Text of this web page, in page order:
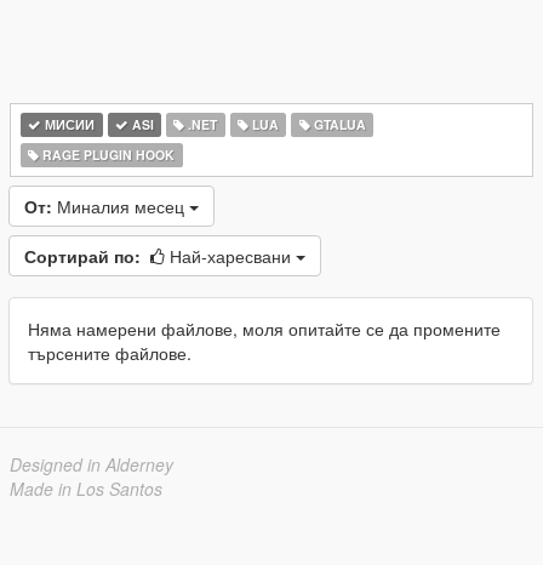
МИСИИ ASI .NET LUA
GTALUA
RAGE PLUGIN HOOK
От: Миналия месец
Сортирай по: Най-харесвани
Няма намерени файлове, моля опитайте се да промените
търсените файлове.
Designed in Alderney
Made in Los Santos